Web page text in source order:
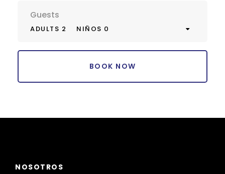
Guests
ADULTS 2 NIÑOS 0
NOSOTROS